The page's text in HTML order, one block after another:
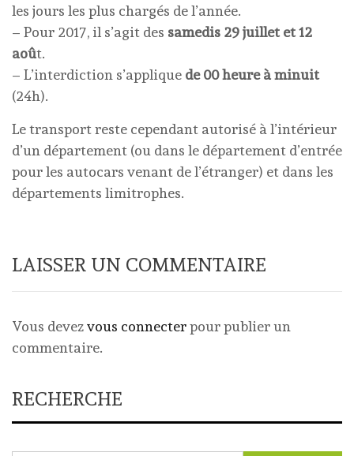
les jours les plus chargés de l’année.
– Pour 2017, il s’agit des samedis 29 juillet et 12
août.
– L’interdiction s’applique de 00 heure à minuit
(24h).
Le transport reste cependant autorisé à l’intérieur
d’un département (ou dans le département d’entrée
pour les autocars venant de l’étranger) et dans les
départements limitrophes.
LAISSER UN COMMENTAIRE
Vous devezvous connecterpour publier un
commentaire.
RECHERCHE